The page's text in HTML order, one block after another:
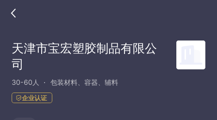
天津市宝宏塑胶制品有限公
司
30-60人 包装材料、容器、辅料
企业认证